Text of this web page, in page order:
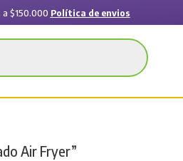
a $150.000 Política de envios
Air Fryer”